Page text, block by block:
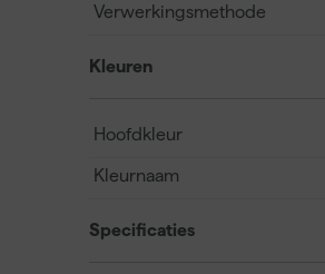
Verwerkingsmethode
Kleuren
Hoofdkleur
Kleurnaam
Specificaties